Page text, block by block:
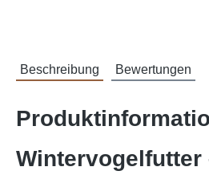
Beschreibung Bewertungen